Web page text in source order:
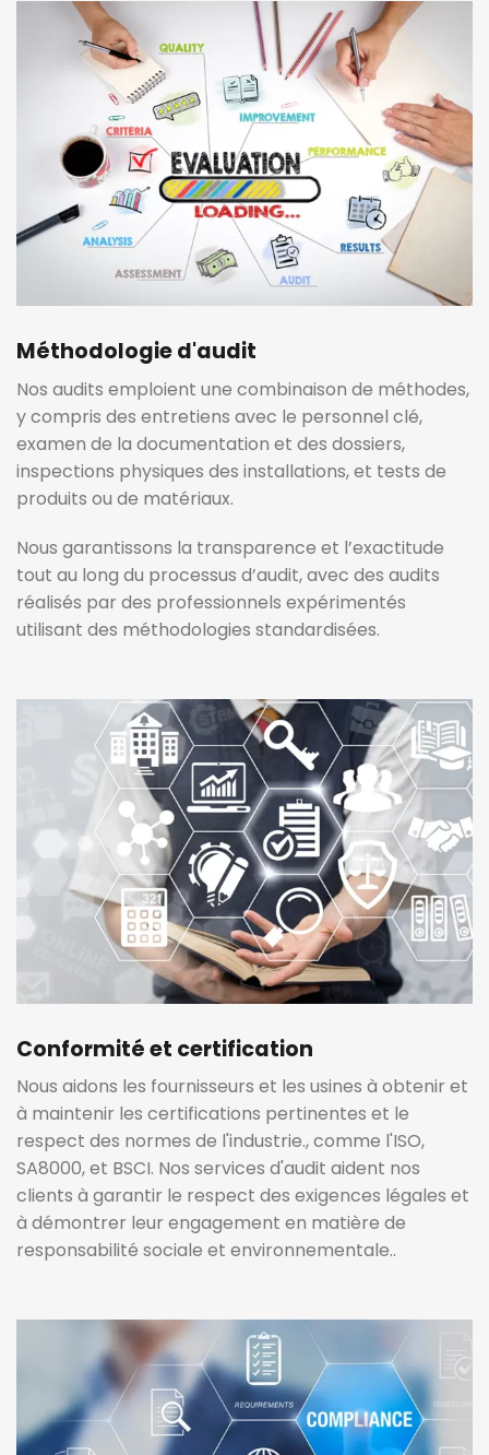
Méthodologie d'audit
Nos audits emploient une combinaison de méthodes,
y compris des entretiens avec le personnel clé,
examen de la documentation et des dossiers,
inspections physiques des installations, et tests de
produits ou de matériaux.
Nous garantissons la transparence et l’exactitude
tout au long du processus d’audit, avec des audits
réalisés par des professionnels expérimentés
utilisant des méthodologies standardisées.
Conformité et certification
Nous aidons les fournisseurs et les usines à obtenir et
à maintenir les certifications pertinentes et le
respect des normes de l'industrie., comme l'ISO,
SA8000, et BSCI. Nos services d'audit aident nos
clients à garantir le respect des exigences légales et
à démontrer leur engagement en matière de
responsabilité sociale et environnementale..